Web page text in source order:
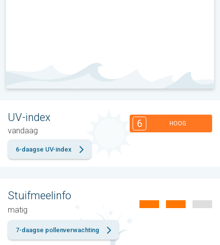
UV-index
vandaag
6 HOOG
6-daagse UV-index
Stuifmeelinfo
matig
7-daagse pollenverwachting